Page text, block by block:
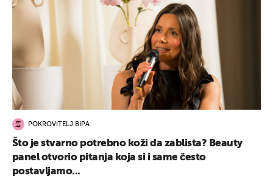
POKROVITELJ BIPA
Što je stvarno potrebno koži da zablista? Beauty
panel otvorio pitanja koja si i same često
postavljamo...